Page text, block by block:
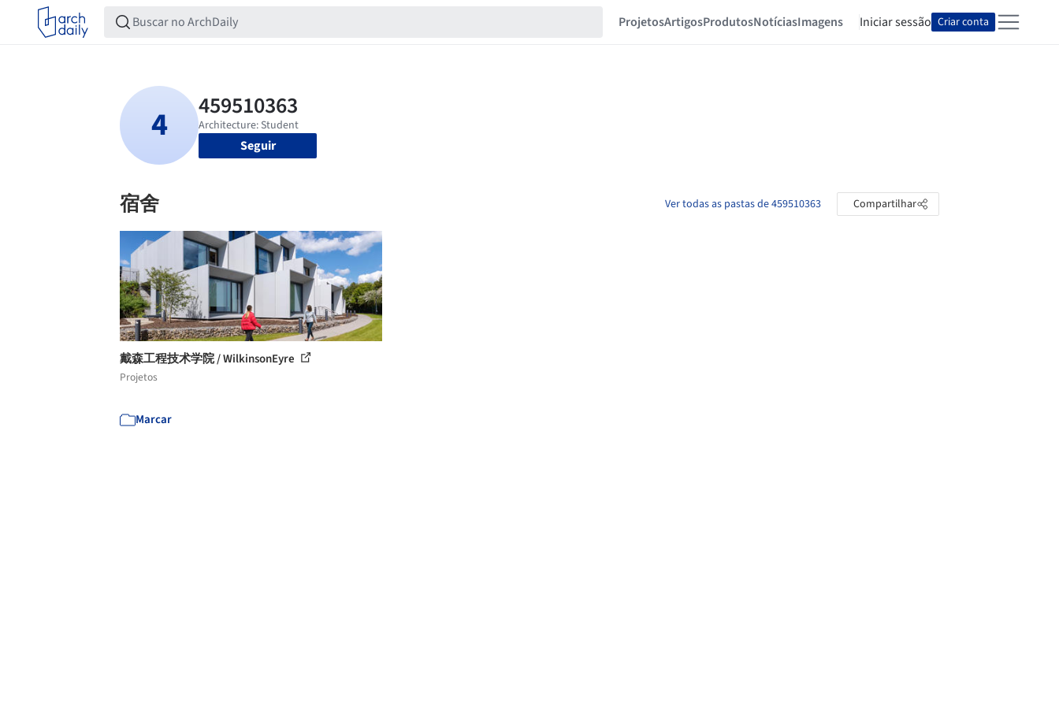
ProjetosArtigosProdutosNotíciasImagens Iniciar sessão Criar conta
Seguir
宿舍 Ver todas as pastas de 459510363 Compartilhar
戴森工程技术学院 / WilkinsonEyre
Projetos
Marcar